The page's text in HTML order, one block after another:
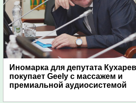
Иномарка для депутата
покупает Geely с массажем и
премиальной аудиосистемой